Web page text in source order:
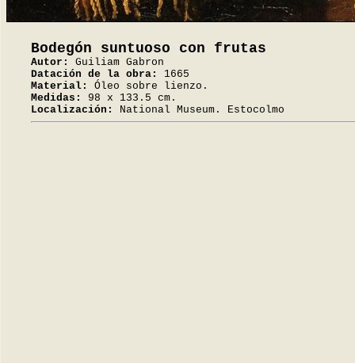
Bodegón suntuoso con frutas
Autor:
Guiliam Gabron
Datación de la obra:
1665
Material:
Óleo sobre lienzo.
Medidas:
98 x 133.5 cm.
Localización:
National Museum. Estocolmo